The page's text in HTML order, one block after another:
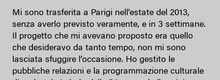
Mi sono trasferita a Parigi nell’estate del 2013,
senza averlo previsto veramente, e in 3 settimane.
Il progetto che mi avevano proposto era quello
che desideravo da tanto tempo, non mi sono
lasciata sfuggire l’occasione. Ho gestito le
pubbliche relazioni e la programmazione culturale